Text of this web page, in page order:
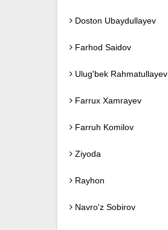
Doston Ubaydullayev
Farhod Saidov
Ulug'bek Rahmatullayev
Farrux Xamrayev
Farruh Komilov
Ziyoda
Rayhon
Navro'z Sobirov